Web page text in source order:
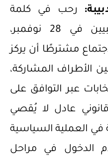
رحب في كلمة
وجهها إلى الليبيين في 28 نوفمبر،
مشترطًا أن يركز
الأطراف المشاركة،
عبر التوافق على
عادل لا يُقصي
في العملية السياسية
الدخول في مراحل